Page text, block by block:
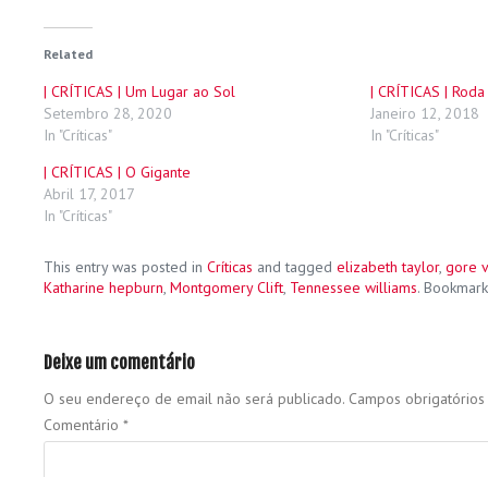
Related
| CRÍTICAS | Um Lugar ao Sol
Setembro 28, 2020
In "Críticas"
| CRÍTICAS |
Janeiro 12, 2018
In "Críticas"
| CRÍTICAS | O Gigante
Abril 17, 2017
In "Críticas"
This entry was posted in Críticas and tagged elizabeth taylor, gore
Katharine hepburn, Montgomery Clift, Tennessee williams.
Deixe um comentário
O seu endereço de email não será publicado. Campos
Comentário *